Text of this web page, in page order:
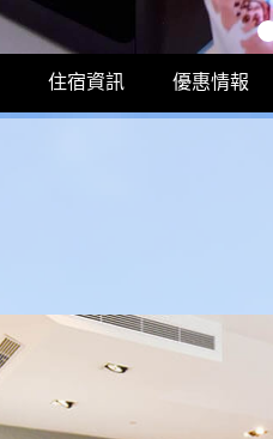
住宿資訊 優惠情報